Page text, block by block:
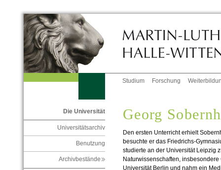
Studium Forschung
Die Universität
Universitätsarchiv
Benutzung
Archivbestände
Georg
Den ersten Unterricht erhielt
besuchte er das Friedrichs-
studierte an der Universität Leipzig
Naturwissenschaften,
Universität Berlin und nahm ein